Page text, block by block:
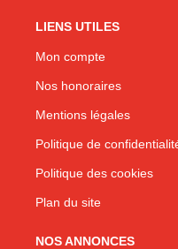
LIENS UTILES
Mon compte
Nos honoraires
Mentions légales
Politique de
Politique des cookies
Plan du site
NOS ANNONCES